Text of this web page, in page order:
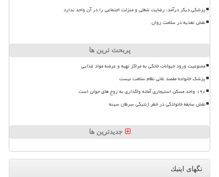
پزشکی دیگر درآمد، رضایت شغلی و منزلت اجتماعی را در آن واحد ندارد
نقش تغذیه در سلامت روان
پربحث ترین ها
ممنوعیت ورود حیوانات خانگی به مراکز تهیه و عرضه مواد غذایی
پزشک خانواده مقصد غائی نظام سلامت نیست
۱۹۰ واحد مسکن استیجاری آماده واگذاری به زوج های جوان است
نقش سابقه خانوادگی در خطر ژنتیکی سرطان سینه
جدیدترین ها
تگهای اپتیك